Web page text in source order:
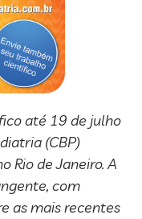
até 19 de julho
(CBP)
Rio de Janeiro. A
com
as mais recentes